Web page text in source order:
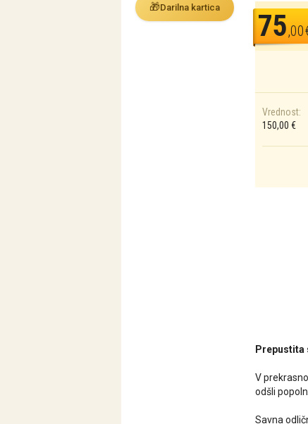
🎁Darilna kartica
75
Vrednost:
150,00 €
Prepustita
V
odšli
Savna